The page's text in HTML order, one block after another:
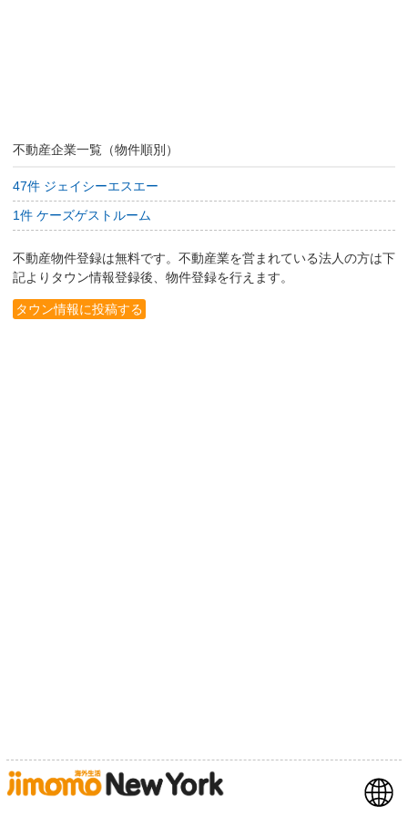
不動産企業一覧（物件順別）
47件 ジェイシーエスエー
1件 ケーズゲストルーム
不動産物件登録は無料です。不動産業を営まれている法人の方は下
記よりタウン情報登録後、物件登録を行えます。
タウン情報に投稿する